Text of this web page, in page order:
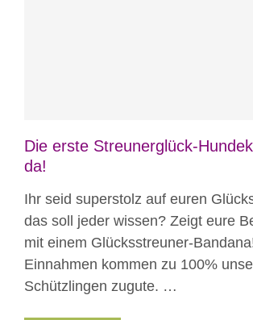
Die erste Streunerglück-
da!
Ihr seid superstolz auf euren
das soll jeder wissen? Zeigt eure
mit einem Glücksstreuner-
Einnahmen kommen zu 100%
Schützlingen zugute. …